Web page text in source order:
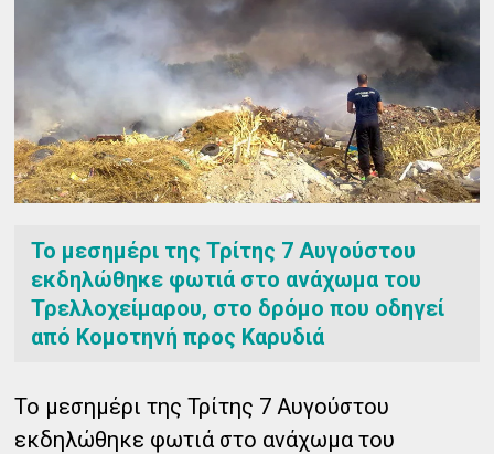
Το μεσημέρι της Τρίτης 7 Αυγούστου
εκδηλώθηκε φωτιά στο ανάχωμα του
Τρελλοχείμαρου, στο δρόμο που οδηγεί
από Κομοτηνή προς Καρυδιά
Το μεσημέρι της Τρίτης 7 Αυγούστου
εκδηλώθηκε φωτιά στο ανάχωμα του